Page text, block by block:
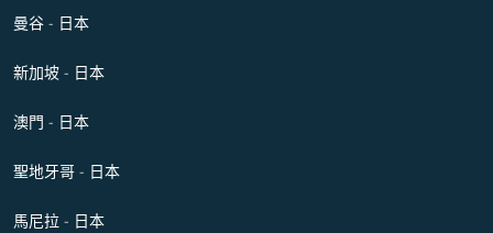
曼谷 - 日本
新加坡 - 日本
澳門 - 日本
聖地牙哥 - 日本
馬尼拉 - 日本